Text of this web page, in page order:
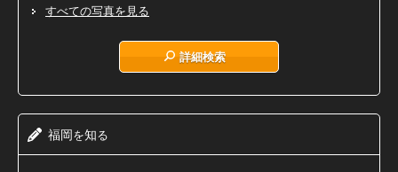
すべての写真を見る
詳細検索
福岡を知る